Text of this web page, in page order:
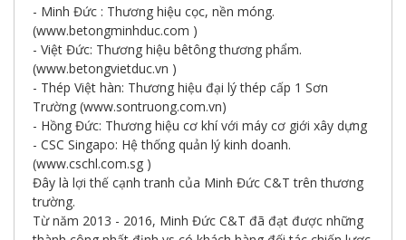
- Minh Đức : Thương hiệu cọc, nền móng.
(www.betongminhduc.com )
- Việt Đức: Thương hiệu bêtông thương phẩm.
(www.betongvietduc.vn )
- Thép Việt hàn: Thương hiệu đại lý thép cấp 1 Sơn
Trường (www.sontruong.com.vn)
- Hồng Đức: Thương hiệu cơ khí với máy cơ giới xây dựng
- CSC Singapo: Hệ thống quản lý kinh doanh.
(www.cschl.com.sg )
Đây là lợi thế cạnh tranh của Minh Đức C&T trên thương
trường.
Từ năm 2013 - 2016, Minh Đức C&T đã đạt được những